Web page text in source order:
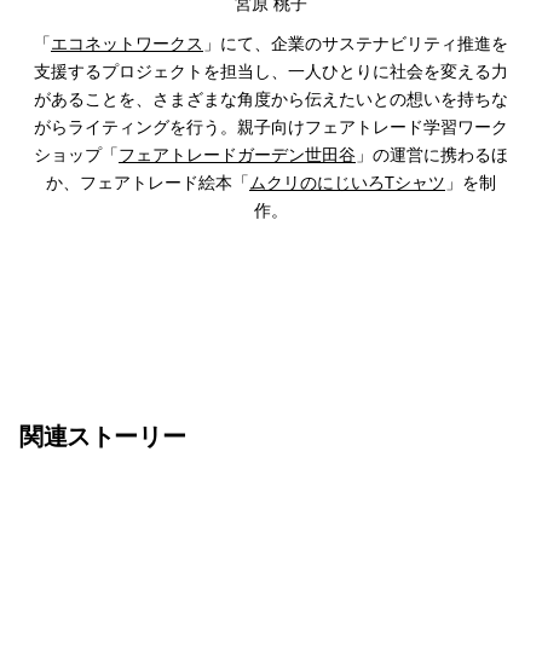
「エコネットワークス 」にて、企業のサステナビリティ推進を
支援するプロジェクトを担当し、一人ひとりに社会を変える力
があることを、さまざまな角度から伝えたいとの想いを持ちな
がらライティングを行う。親子向けフェアトレード学習ワーク
ショップ「フェアトレードガーデン世田谷 」の運営に携わるほ
か、フェアトレード絵本「ムクリのにじいろTシャツ 」を制
作。
関連ストーリー